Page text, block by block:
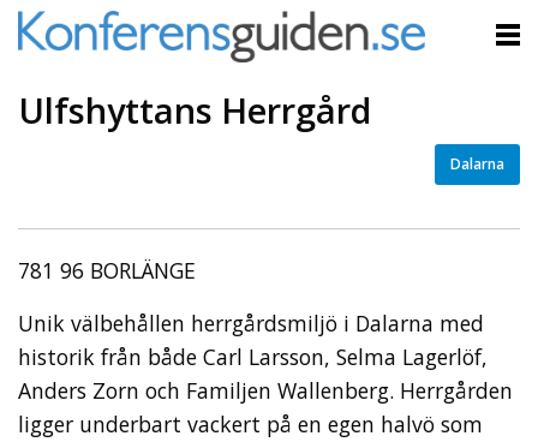
Ulfshyttans Herrgård
Dalarna
781 96 BORLÄNGE
Unik välbehållen herrgårdsmiljö i Dalarna med
historik från både Carl Larsson, Selma Lagerlöf,
Anders Zorn och Familjen Wallenberg. Herrgården
ligger underbart vackert på en egen halvö som